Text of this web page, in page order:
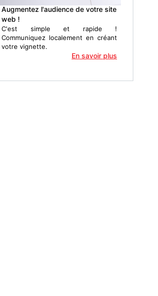
Augmentez l'audience de votre site
web !
C'est simple et rapide !
Communiquez localement en créant
votre vignette.
En savoir plus